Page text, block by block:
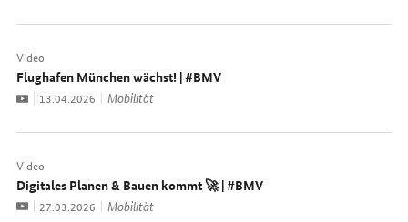
Video
Flughafen München wächst! | #BMV
VideoDatum:
13.04.2026 Mobilität
Video
Digitales Planen & Bauen kommt 🚀 | #BMV
VideoDatum:
27.03.2026 Mobilität